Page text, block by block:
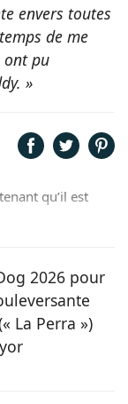
envers toutes
de me
ont pu
»
qu’il est
découvre sur le
2026 pour
La Perra »)